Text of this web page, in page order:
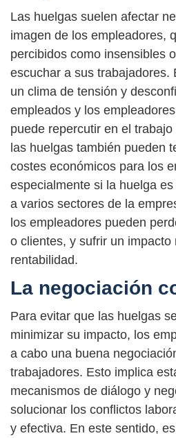
Las huelgas suelen afectar
imagen de los empleadores,
percibidos como insensibles
escuchar a sus trabajadores.
un clima de tensión y
empleados y los
puede repercutir en el
las huelgas también pueden
costes económicos para los
especialmente si la huelga
a varios sectores de la
los empleadores pueden
o clientes, y sufrir un impacto
rentabilidad.
La negociación
Para evitar que las huelgas
minimizar su impacto, los
a cabo una buena
trabajadores. Esto implica
mecanismos de diálogo y
solucionar los conflictos
y efectiva. En este sentido,